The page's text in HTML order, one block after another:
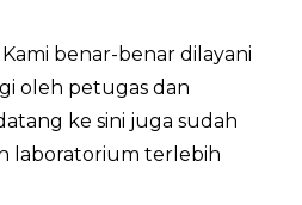
benar-benar dilayani
oleh petugas dan
ke sini juga sudah
laboratorium terlebih